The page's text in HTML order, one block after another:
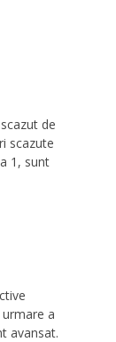
de
scazute
1, sunt
a
avansat.